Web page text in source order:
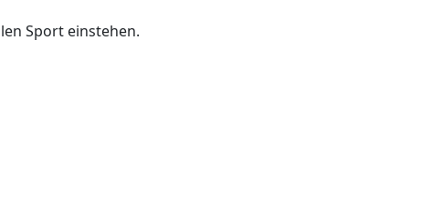
Sport einstehen.